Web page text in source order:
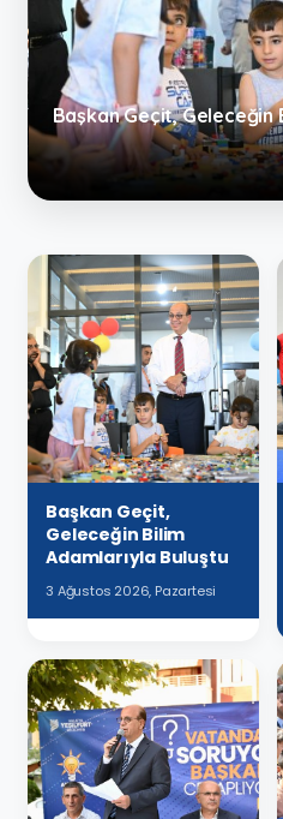
“15 Temmuz Şehitler
Şampiyonası Nefes Kesti
Başkan Geçit,
Geleceğin Bilim
Adamlarıyla Buluştu
3 Ağustos 2026, Pazartesi